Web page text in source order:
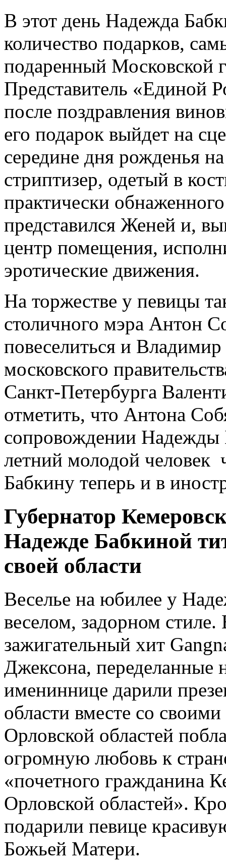
В этот день Надежда
количество подарков,
подаренный Московской
Представитель «Единой
после поздравления
его подарок выйдет на
середине дня рожденья
стриптизер, одетый в
практически
представился Женей и,
центр помещения,
эротические движения.
На торжестве у певицы
столичного мэра Антон
повеселиться и
московского
Санкт-Петербурга
отметить, что Антона
сопровождении Надежды
летний молодой человек
Бабкину теперь и в
Губернатор
Надежде Бабкиной
своей области
Веселье на юбилее у
веселом, задорном стиле.
зажигательный хит
Джексона, переделанные
имениннице дарили
области вместе со
Орловской областей
огромную любовь к
«почетного гражданина
Орловской областей».
подарили певице
Божьей Матери.